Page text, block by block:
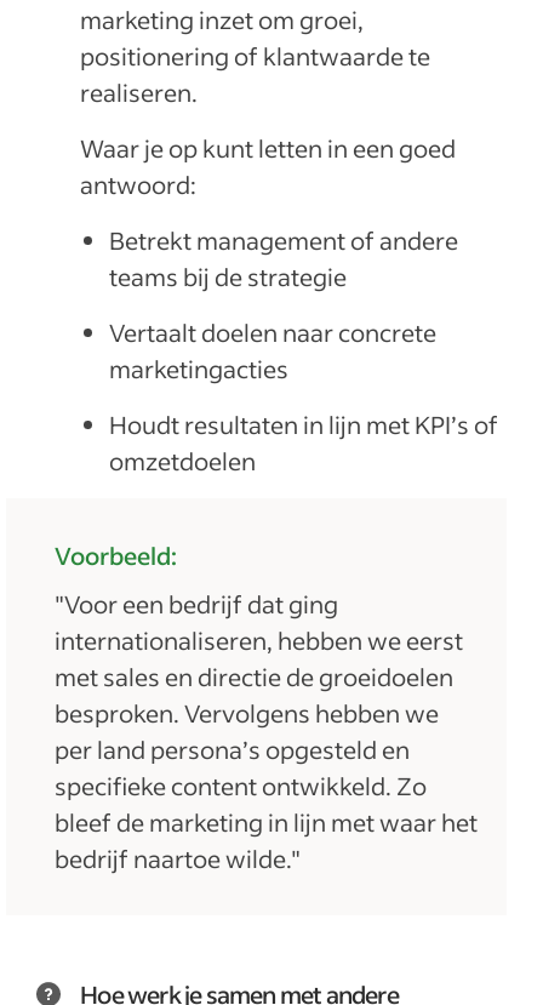
marketing inzet om groei,
positionering of klantwaarde te
realiseren.
Waar je op kunt letten in een goed
antwoord:
Betrekt management of andere
teams bij de strategie
Vertaalt doelen naar concrete
marketingacties
Houdt resultaten in lijn met KPI’s of
omzetdoelen
Voorbeeld:
"Voor een bedrijf dat ging
internationaliseren, hebben we eerst
met sales en directie de groeidoelen
besproken. Vervolgens hebben we
per land persona’s opgesteld en
specifieke content ontwikkeld. Zo
bleef de marketing in lijn met waar het
bedrijf naartoe wilde."
Hoe werk je samen met andere